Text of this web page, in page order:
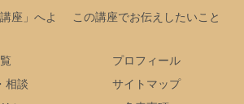
座」へよ
この講座でお伝えしたいこと
プロフィール
相談
サイトマップ